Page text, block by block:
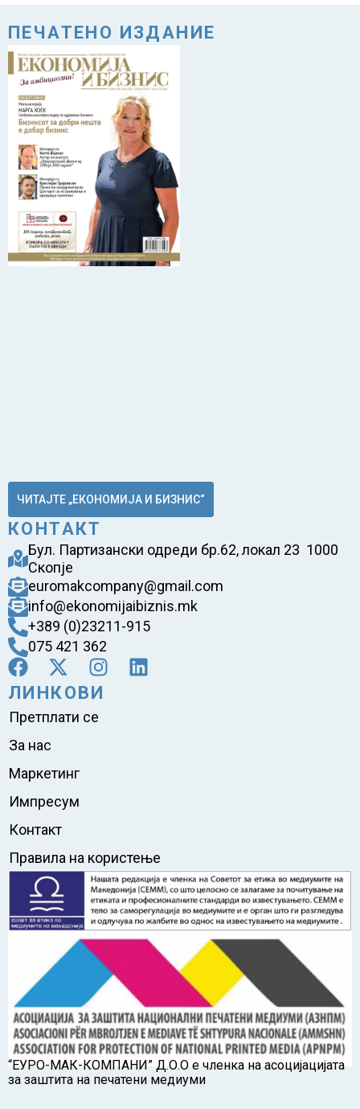
ПЕЧАТЕНО ИЗДАНИЕ
ЧИТАЈТЕ „ЕКОНОМИЈА И БИЗНИС“
КОНТАКТ
Бул. Партизански одреди бр.62, локал 23 1000
Скопје
euromakcompany@gmail.com
info@ekonomijaibiznis.mk
+389 (0)23211-915
075 421 362
ЛИНКОВИ
Претплати се
За нас
Маркетинг
Импресум
Контакт
Правила на користење
“ЕУРО-МАК-КОМПАНИ” Д.О.О е членка на асоцијацијата
за заштита на печатени медиуми